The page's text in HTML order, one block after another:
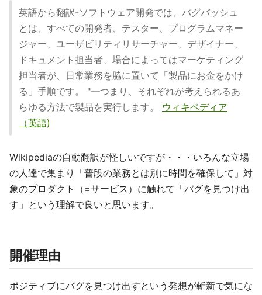
英語から翻訳-ソフトウェア開発では、バグバッシュ
とは、すべての開発者、テスター、プログラムマネー
ジャー、ユーザビリティリサーチャー、デザイナー、
ドキュメント担当者、場合によってはマーケティング
担当者が、日常業務を脇に置いて「製品にお金をかけ
る」手順です。 "—つまり、それぞれが考えられるあ
らゆる方法で製品を実行します。 ウィキペディア
（英語)
Wikipediaの自動翻訳が怪しいですが・・・いろんな立場
の人達で集まり「普段の業務とは別に時間を確保して」対
象のプロダクト（=サービス）に触れて「バグを見つけ出
す」という理解で良いと思います。
開催理由
ポジティブにバグを見つけ出すという発想が斬新で気にな